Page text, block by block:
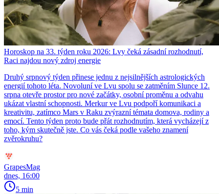
Horoskop na 33. týden roku 2026: Lvy čeká zásadní rozhodnutí,
Raci najdou nový zdroj energie
Druhý srpnový týden přinese jednu z nejsilnějších astrologických
energií tohoto léta. Novoluní ve Lvu spolu se zatměním Slunce 12.
srpna otevře prostor pro nové začátky, osobní proměnu a odvahu
ukázat vlastní schopnosti. Merkur ve Lvu podpoří komunikaci a
kreativitu, zatímco Mars v Raku zvýrazní témata domova, rodiny a
emocí. Tento týden proto bude přát rozhodnutím, která vycházejí z
toho, kým skutečně jste. Co vás čeká podle vašeho znamení
zvěrokruhu?
GrapesMag
dnes, 16:00
5 min